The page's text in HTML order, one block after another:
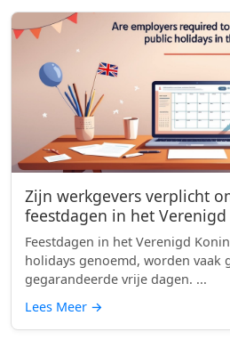
Zijn werkgevers verplicht
feestdagen in het
Feestdagen in het Verenigd
holidays genoemd, worden vaak
gegarandeerde vrije dagen. ...
Lees Meer →